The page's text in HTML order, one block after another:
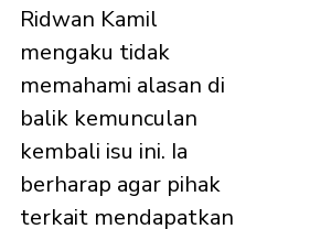
Ridwan Kamil
mengaku tidak
memahami alasan di
balik kemunculan
kembali isu ini. Ia
berharap agar pihak
terkait mendapatkan